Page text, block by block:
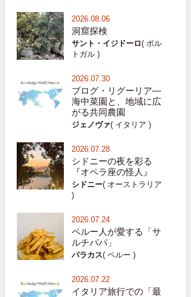
2026.08.06
洞窟探検
サント・イジドーロ( ポル
トガル )
2026.07.30
ブログ・リグーリア―
海中菜園と、地域に広
がる共同農園
ジェノヴァ( イタリア )
2026.07.28
シドニーの夜を彩る
『オペラ座の怪人』
シドニー( オーストラリア
)
2026.07.24
ペルー人が愛する「サ
ルチパパ」
パラカス( ペルー )
2026.07.22
イタリア旅行での「最